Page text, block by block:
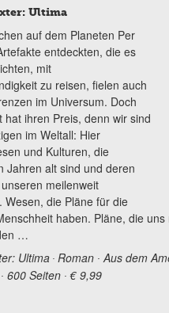
Ultima
auf dem Planeten Per
entdeckten, die es
mit
zu reisen, fielen auch
im Universum. Doch
hat ihren Preis, denn wir sind
im Weltall: Hier
und Kulturen, die
Jahren alt sind und deren
meilenweit
Wesen, die Pläne für die
haben. Pläne, die
…
Ultima ∙ Roman ∙ Aus dem
600 Seiten ∙ € 9,99